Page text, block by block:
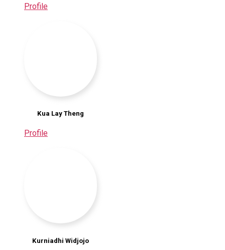
Profile
Kua Lay Theng
Profile
Kurniadhi Widjojo